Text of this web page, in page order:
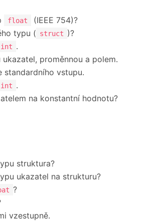
float
(IEEE 754)?
typu ( struct )?
int .
proměnnou a polem.
standardního vstupu.
int .
na konstantní hodnotu?
struktura?
ukazatel na strukturu?
?
vzestupně.